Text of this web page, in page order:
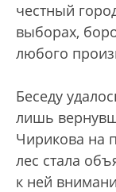
честный
выборах,
любого
Беседу
лишь
Чирикова на
лес стала
к ней